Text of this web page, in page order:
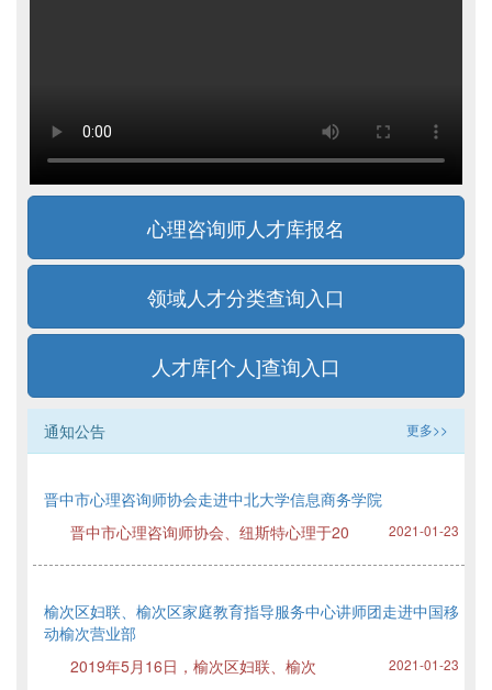
心理咨询师人才库报名
领域人才分类查询入口
人才库[个人]查询入口
通知公告 更多>>
晋中市心理咨询师协会走进中北大学信息商务学院
晋中市心理咨询师协会、纽斯特心理于20
2021-01-23
榆次区妇联、榆次区家庭教育指导服务中心讲师团走进中国移
动榆次营业部
2019年5月16日，榆次区妇联、榆次
2021-01-23